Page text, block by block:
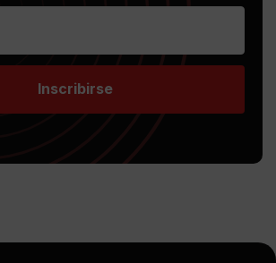
Inscribirse